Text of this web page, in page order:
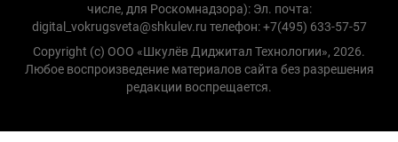
числе, для Роскомнадзора): Эл. почта:
digital_vokrugsveta@shkulev.ru телефон: +7(495) 633-57-57
Copyright (с) ООО «Шкулёв Диджитал Технологии», 2026.
Любое воспроизведение материалов сайта без разрешения
редакции воспрещается.